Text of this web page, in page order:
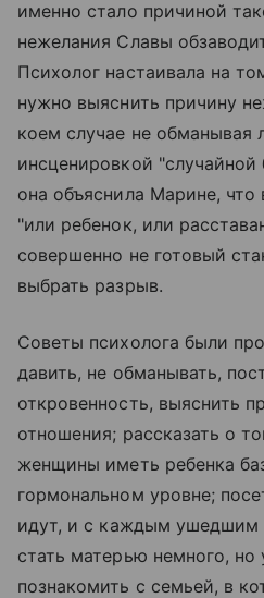
именно стало причиной
нежелания Славы
Психолог настаивала на
нужно выяснить причину
коем случае не обманывая
инсценировкой
она объяснила Марине, что
"или ребенок, или
совершенно не готовый
выбрать разрыв.
Советы психолога были
давить, не обманывать,
откровенность, выяснить
отношения; рассказать о
женщины иметь ребенка
гормональном уровне;
идут, и с каждым ушедшим
стать матерью немного, но
познакомить с семьей, в